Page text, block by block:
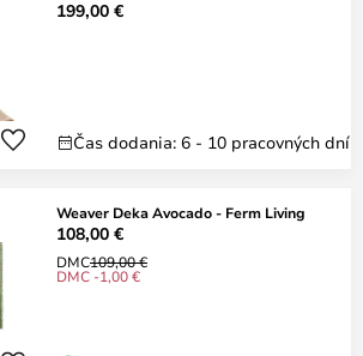
199,00 €
Čas dodania: 6 - 10 pracovných dní
Weaver Deka Avocado - Ferm Living
108,00 €
DMC109,00 €
DMC -1,00 €